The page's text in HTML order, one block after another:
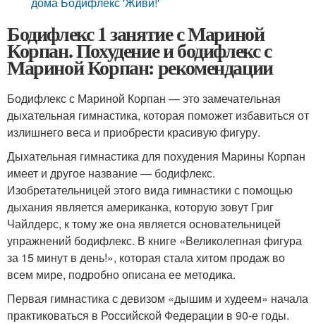
Бодифлекс 1 занятие с Мариной
Корпан. Похудение и бодифлекс с
Мариной Корпан: рекомендации
Бодифлекс с Мариной Корпан — это замечательная
дыхательная гимнастика, которая поможет избавиться от
излишнего веса и приобрести красивую фигуру.
Дыхательная гимнастика для похудения Марины Корпан
имеет и другое название — бодифлекс.
Изобретательницей этого вида гимнастики с помощью
дыхания является американка, которую зовут Григ
Чайлдерс, к тому же она является основательницей
упражнений бодифлекс. В книге «Великолепная фигура
за 15 минут в день!», которая стала хитом продаж во
всем мире, подробно описана ее методика.
Первая гимнастика с девизом «дышим и худеем» начала
практиковаться в Российской Федерации в 90-е годы.